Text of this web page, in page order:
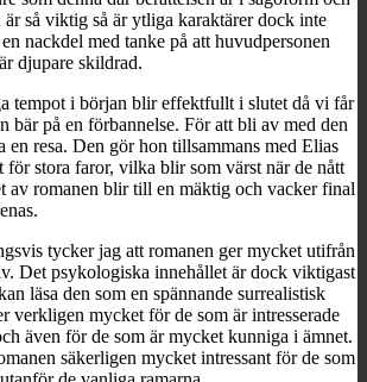
så viktig så är ytliga karaktärer dock inte
nackdel med tanke på att huvudpersonen
djupare skildrad.
tempot i början blir effektfullt i slutet då vi får
bär på en förbannelse. För att bli av med den
en resa. Den gör hon tillsammans med Elias
för stora faror, vilka blir som värst när de nått
av romanen blir till en mäktig och vacker final
tycker jag att romanen ger mycket utifrån
Det psykologiska innehållet är dock viktigast
läsa den som en spännande surrealistisk
verkligen mycket för de som är intresserade
även för de som är mycket kunniga i ämnet.
säkerligen mycket intressant för de som